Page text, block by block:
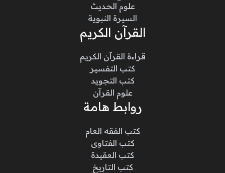
علوم الحديث
السيرة النبوية
القرآن الكريم
قراءة القرآن الكريم
كتب التفسير
كتب التجويد
علوم القرآن
روابط هامة
كتب الفقه العام
كتب الفتاوى
كتب العقيدة
كتب التاريخ